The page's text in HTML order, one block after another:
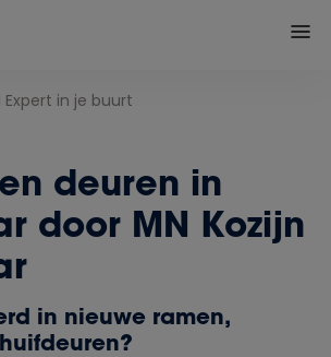
in je buurt
deuren in
door MN Kozijn
in nieuwe ramen,